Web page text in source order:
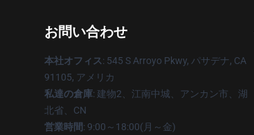
お問い合わせ
本社オフィス: 545 S Arroyo Pkwy, パサデナ, CA
91105, アメリカ
私達の倉庫: 建物2、江南中城、アンカン市、湖
北省、CN
営業時間: 9:00～18:00(月～金)